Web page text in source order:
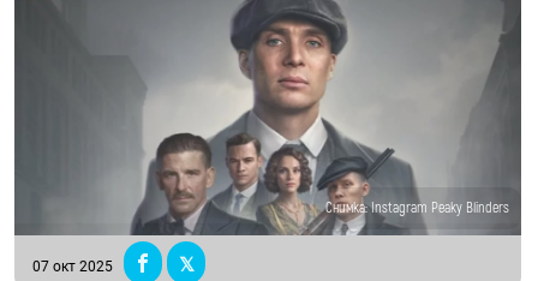
Снимка: Instagram Peaky Blinders
07 окт 2025